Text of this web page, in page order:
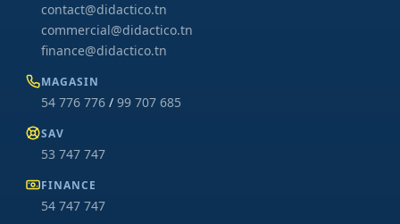
contact@didactico.tn
commercial@didactico.tn
finance@didactico.tn
MAGASIN
54 776 776 / 99 707 685
SAV
53 747 747
FINANCE
54 747 747